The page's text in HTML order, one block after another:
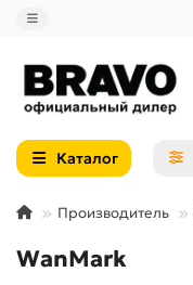
Каталог
Производитель
WanMark